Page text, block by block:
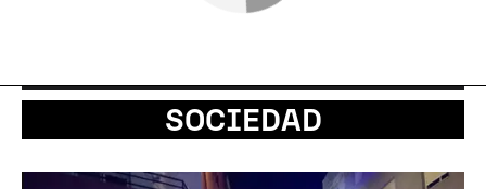
SOCIEDAD